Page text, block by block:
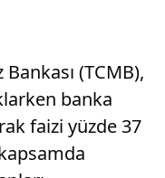
(TCMB),
banka
faizi yüzde 37